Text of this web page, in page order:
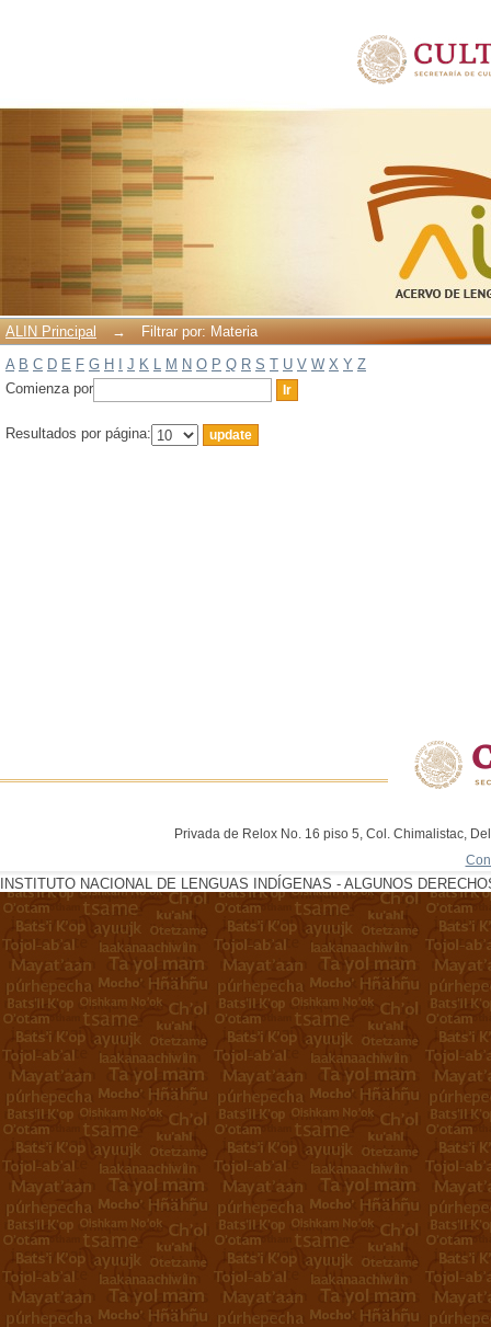
ALIN Principal →
Filtrar por: Materia
A B C D E F G H J K L M N O P Q R S T U V W X Y Z
Comienza por
Resultados por página:
Privada de Relox No. 16 piso 5, Col. Chimalistac,
INSTITUTO NACIONAL DE LENGUAS INDÍGENAS - ALGUNOS